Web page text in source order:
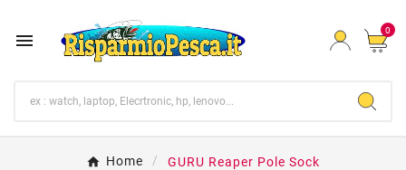
 0
Home GURU Reaper Pole Sock